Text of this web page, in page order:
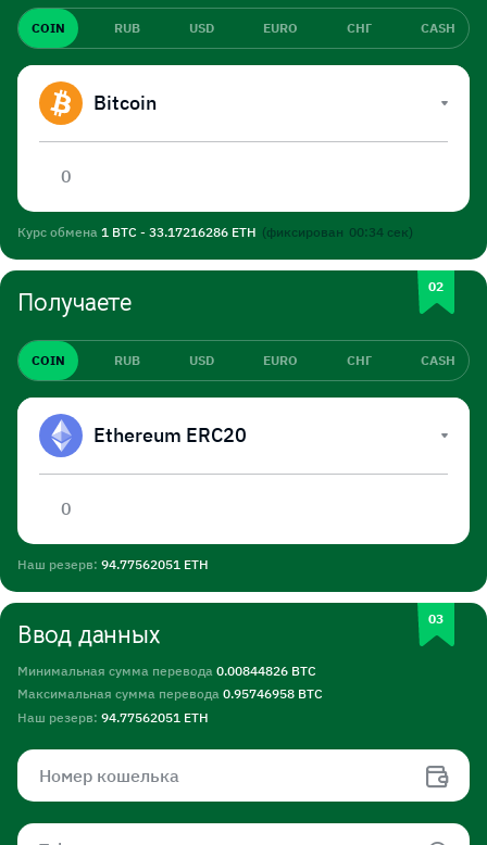
COIN RUB USD EURO СНГ CASH
Bitcoin
Курс обмена 1 BTC - 33.17216286 ETH (фиксирован 00:34сек)
Получаете
COIN RUB USD EURO СНГ CASH
Ethereum ERC20
Наш резерв: 94.77562051 ETH
Ввод данных
Минимальная сумма перевода 0.00844826 BTC
Максимальная сумма перевода 0.95746958 BTC
Наш резерв: 94.77562051 ETH